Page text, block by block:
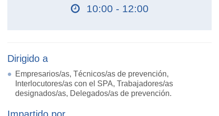
10:00 - 12:00
Dirigido a
Empresarios/as, Técnicos/as de prevención,
Interlocutores/as con el SPA, Trabajadores/as
designados/as, Delegados/as de prevención.